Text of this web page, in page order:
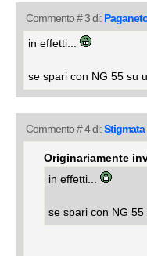
Commento # 3 di:
in effetti...
se spari con NG 55 su
Commento # 4 di:Stigmata
Originariamente
in effetti...
se spari con NG